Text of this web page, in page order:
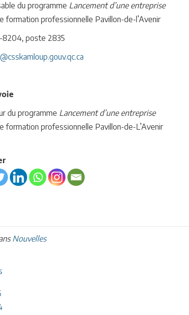
du programme Lancement d’une entreprise
formation professionnelle Pavillon-de-l’Avenir
8204, poste 2835
du programme Lancement d’une entreprise
formation professionnelle Pavillon-de-L’Avenir
Nouvelles